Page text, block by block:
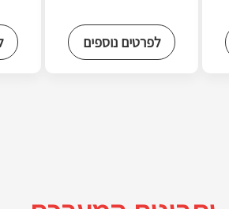
לפרטים נוספים